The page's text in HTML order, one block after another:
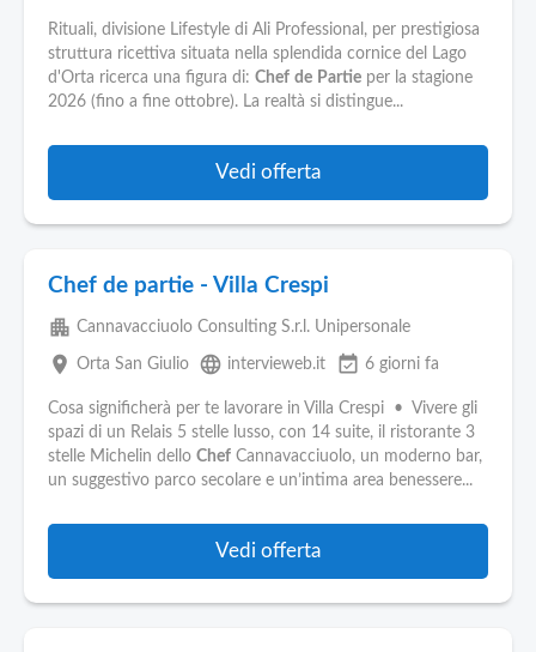
Rituali, divisione Lifestyle di Ali Professional, per prestigiosa
struttura ricettiva situata nella splendida cornice del Lago
d'Orta ricerca una figura di: Chef de Partie per la stagione
2026 (fino a fine ottobre). La realtà si distingue...
Vedi offerta
Chef de partie - Villa Crespi
apartment Cannavacciuolo Consulting S.r.l. Unipersonale
place Orta San Giulio language intervieweb.it event_available 6 giorni fa
Cosa significherà per te lavorare in Villa Crespi • Vivere gli
spazi di un Relais 5 stelle lusso, con 14 suite, il ristorante 3
stelle Michelin dello Chef Cannavacciuolo, un moderno bar,
un suggestivo parco secolare e un’intima area benessere...
Vedi offerta